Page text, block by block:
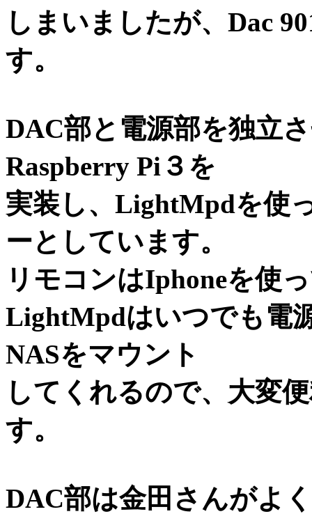
しまいましたが、Dac
す。
DAC部と電源部を独立
Raspberry Pi３を
実装し、LightMpdを使
ーとしています。
リモコンはIphoneを使
LightMpdはいつでも電
NASをマウント
してくれるので、大変
す。
DAC部は金田さんがよ